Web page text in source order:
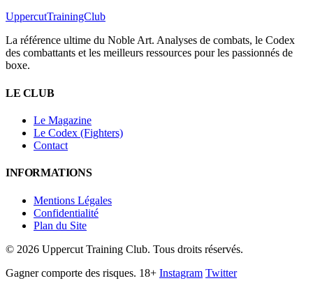
UppercutTrainingClub
La référence ultime du Noble Art. Analyses de combats, le Codex
des combattants et les meilleurs ressources pour les passionnés de
boxe.
LE CLUB
Le Magazine
Le Codex (Fighters)
Contact
INFORMATIONS
Mentions Légales
Confidentialité
Plan du Site
© 2026 Uppercut Training Club. Tous droits réservés.
Gagner comporte des risques. 18+ Instagram Twitter